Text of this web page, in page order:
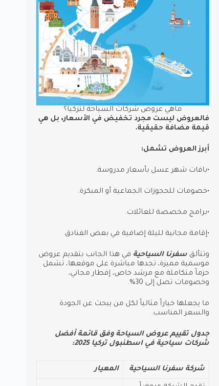
ماهي عروض شركات السياحة لتركيا؟
فالعروض ليست مجرد تخفيض في الأسعار، بل هي
قيمة مضافة حقيقية.
أبرز العروض تشمل:
•باقات شهر عسل بأسعار مدروسة.
•خصومات للحجوزات الجماعية أو المبكرة.
•برامج مخصصة للعائلات.
•إقامة مجانية لليلة إضافية في بعض الفنادق.
وتتألق سفرنا السياحية في هذا الجانب بتقديم عروض
موسمية مميزة، تجدها مباشرة على موقعها، تشمل
حزماً متكاملة مع مرشد خاص، إفطار مجاني،
وخصومات تصل إلى 30%.
ما يجعلها خياراً مثالياً لكل من يبحث عن الجودة
والسعر المناسب.
جدول تقييم عروض السياحة وفق قائمة أفضل
شركات سياحية في اسطنبول تركيا 2025:
شركة سفرنا السياحية المعيار